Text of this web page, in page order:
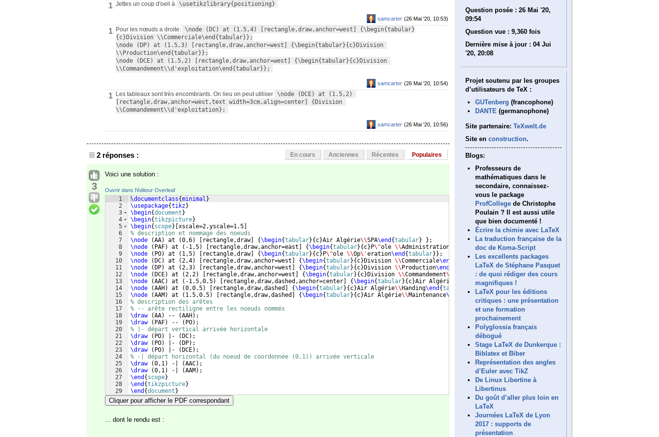
1 Jettes un coup d'oeil à \usetikzlibrary{positioning}
(26 Mai '20, 10:53)
samcarter
1 Pour les nœuds a droite: \node (DC) at (1.5,4) [rectangle,draw,anchor=west] {\begin{tabular}
{c}Division \\Commerciale\end{tabular}};
\node (DP) at (1.5,3) [rectangle,draw,anchor=west] {\begin{tabular}{c}Division
\\Production\end{tabular}};
\node (DCE) at (1.5,2) [rectangle,draw,anchor=west] {\begin{tabular}{c}Division
\\Commandement\\d'exploitation\end{tabular}};
(26 Mai '20, 10:54)
samcarter
1 Les tableaux sont très encombrants. On lieu on peut utiliser \node (DCE) at (1.5,2)
[rectangle,draw,anchor=west,text width=3cm,align=center] {Division
\\Commandement\\d'exploitation};
(26 Mai '20, 10:56)
samcarter
2 réponses : En cours Anciennes Récentes Populaires
3
Voici une solution :
Ouvrir dans l'éditeur Overleaf
1
2
3
4
5
6
7
8
9
10
11
12
13
14
15
16
17
18
19
20
21
22
23
24
25
26
27
28
29
\documentclass{minimal }
\usepackage{tikz}
\begin{document }
\begin{tikzpicture}
\begin{ scope} xscale=2,yscale=1.5
% description et nommage des noeuds
\node
(AA) at (0,6) rectangle,draw] {\begin{tabular}{ c}Air Algérie\\SPA\end {tabular} } ;
\node
( PAF) at ( -1,5) rectangle,draw,anchor=east {\begin{tabular}{ c} P\^ole \\Administration et Finance\end{tabular}
\node
( PO) at ( 1,5) rectangle,draw] {\begin{tabular}{ c} P\^ole \\Op\'eration\end {tabular} } ;
\node
( DC) at (2,4) rectangle,draw,anchor=west {\begin{tabular}{ c} Division \\Commerciale\end tabular}} ;
\node
( DP) at (2,3) rectangle,draw,anchor=west {\begin{tabular}{ c} Division \\ Production\end tabular}};
\node
( DCE) at (2,2) rectangle,draw,anchor=west {\begin{tabular}{ c} Division \\Commandement\\ d'exploitation\end{tabular}};
\node
(AAC) at ( -1.5,0.5) rectangle,draw,dashed,anchor=center {\begin{tabular}{ c}Air Algérie Catering\end{tabular
\node
(AAH ) at (0,0.5) rectangle,draw,dashed {\begin{tabular}{ c}Air Algérie\\ Handing\end {tabular }
\node
(AAM ) at ( 1.5,0.5) rectangle,draw,dashed {\begin{tabular}{ c}Air Algérie\\Maintenance\end tabular} };
% description des arêtes
% -- arête rectiligne entre les noeuds nommés
\draw
(AA) -- (AAH ) ;
\draw
( PAF) -- ( PO) ;
% |- départ vertical arrivée horizontale
\draw
( PO) |- ( DC) ;
\draw
( PO) |- ( DP) ;
\draw
( PO) |- ( DCE) ;
% -| départ horizontal (du noeud de coordonnée (0,1)) arrivée verticale
\draw
(0,1) -| (AAC) ;
\draw
(0,1) -| (AAM ) ;
\end { scope}
\end {tikzpicture}
\end {document }
Cliquer pour afficher le PDF correspondant
... dont le rendu est :
Question posée : 26 Mai '20,
09:54
Question vue : 9,360 fois
Dernière mise à jour : 04 Jui
'20, 20:08
Projet soutenu par les groupes
d’utilisateurs de TeX :
GUTenberg (francophone)
DANTE (germanophone)
Site partenaire: TeXwelt.de
Site en construction.
Blogs:
Professeurs de
mathématiques dans le
secondaire, connaissez-
vous le package
ProfCollege de Christophe
Poulain ? Il est aussi utile
que bien documenté !
Écrire la chimie avec LaTeX
La traduction française de la
doc de Koma-Script
Les excellents packages
LaTeX de Stéphane Pasquet
: de quoi rédiger des cours
magnifiques !
LaTeX pour les éditions
critiques : une présentation
et une formation
prochainement
Polyglossia français
débogué
Stage LaTeX de Dunkerque :
Biblatex et Biber
Représentation des angles
d’Euler avec TikZ
De Linux Libertine à
Libertinus
Du goût d’aller plus loin en
LaTeX
Journées LaTeX de Lyon
2017 : supports de
présentation